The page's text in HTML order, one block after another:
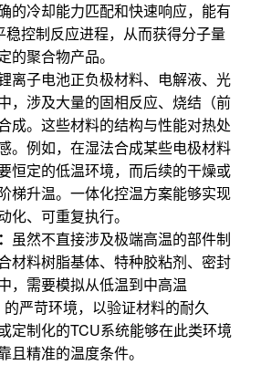
的冷却能力匹配和快速响应，能有
稳控制反应进程，从而获得分子量
的聚合物产品。
离子电池正负极材料、电解液、光
，涉及大量的固相反应、烧结（前
成。这些材料的结构与性能对热处
。例如，在湿法合成某些电极材料
恒定的低温环境，而后续的干燥或
梯升温。一体化控温方案能够实现
化、可重复执行。
虽然不直接涉及极端高温的部件制
材料树脂基体、特种胶粘剂、密封
，需要模拟从低温到中高温
严苛环境，以验证材料的耐久
定制化的TCU系统能够在此类环境
且精准的温度条件。